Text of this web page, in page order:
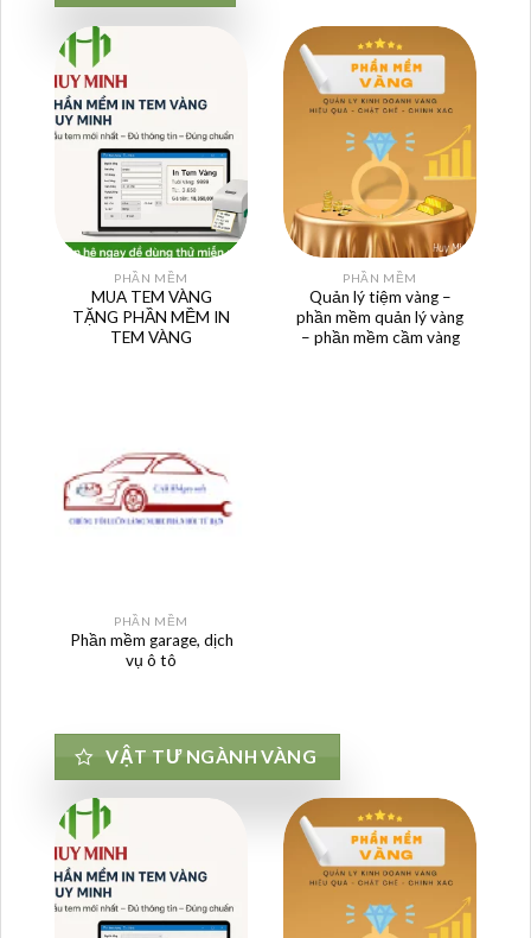
PHẦN MỀM
MUA TEM VÀNG
TẶNG PHẦN MỀM IN
TEM VÀNG
PHẦN MỀM
Quản lý tiệm vàng –
phần mềm quản lý vàng
– phần mềm cầm vàng
PHẦN MỀM
Phần mềm garage, dịch
vụ ô tô
VẬT TƯ NGÀNH VÀNG